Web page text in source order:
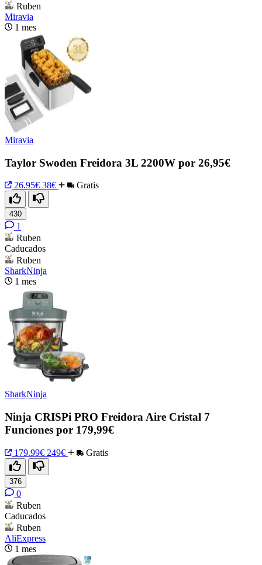
Ruben
Miravia
1 mes
Miravia
Taylor Swoden Freidora 3L 2200W por 26,95€
26.95€ 38€ Gratis
430
1
Ruben
Caducados
Ruben
SharkNinja
1 mes
SharkNinja
Ninja CRISPi PRO Freidora Aire Cristal 7
Funciones por 179,99€
179.99€ 249€ Gratis
376
0
Ruben
Caducados
Ruben
AliExpress
1 mes